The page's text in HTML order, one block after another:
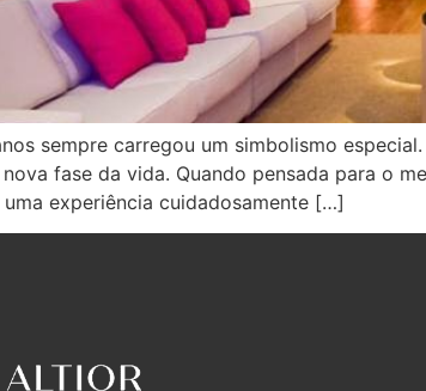
sempre carregou um simbolismo
fase da vida. Quando pensada para o
experiência cuidadosamente […]